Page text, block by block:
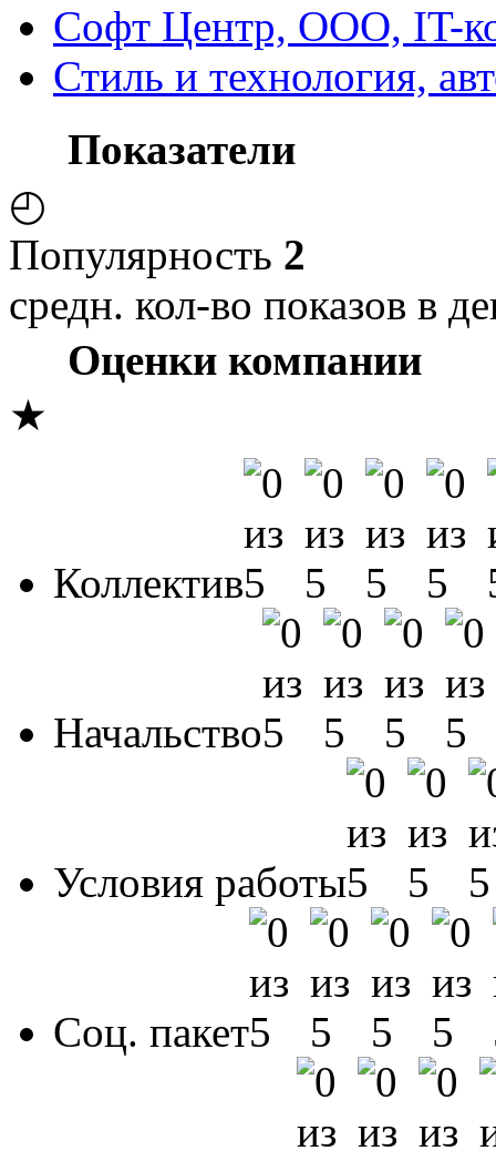
Софт Центр, ООО, IT-
Стиль и технология,
Показатели
◴
Популярность 2
средн. кол-во показов в
Оценки компании
★
Коллектив
Начальство
Условия работы
Соц. пакет